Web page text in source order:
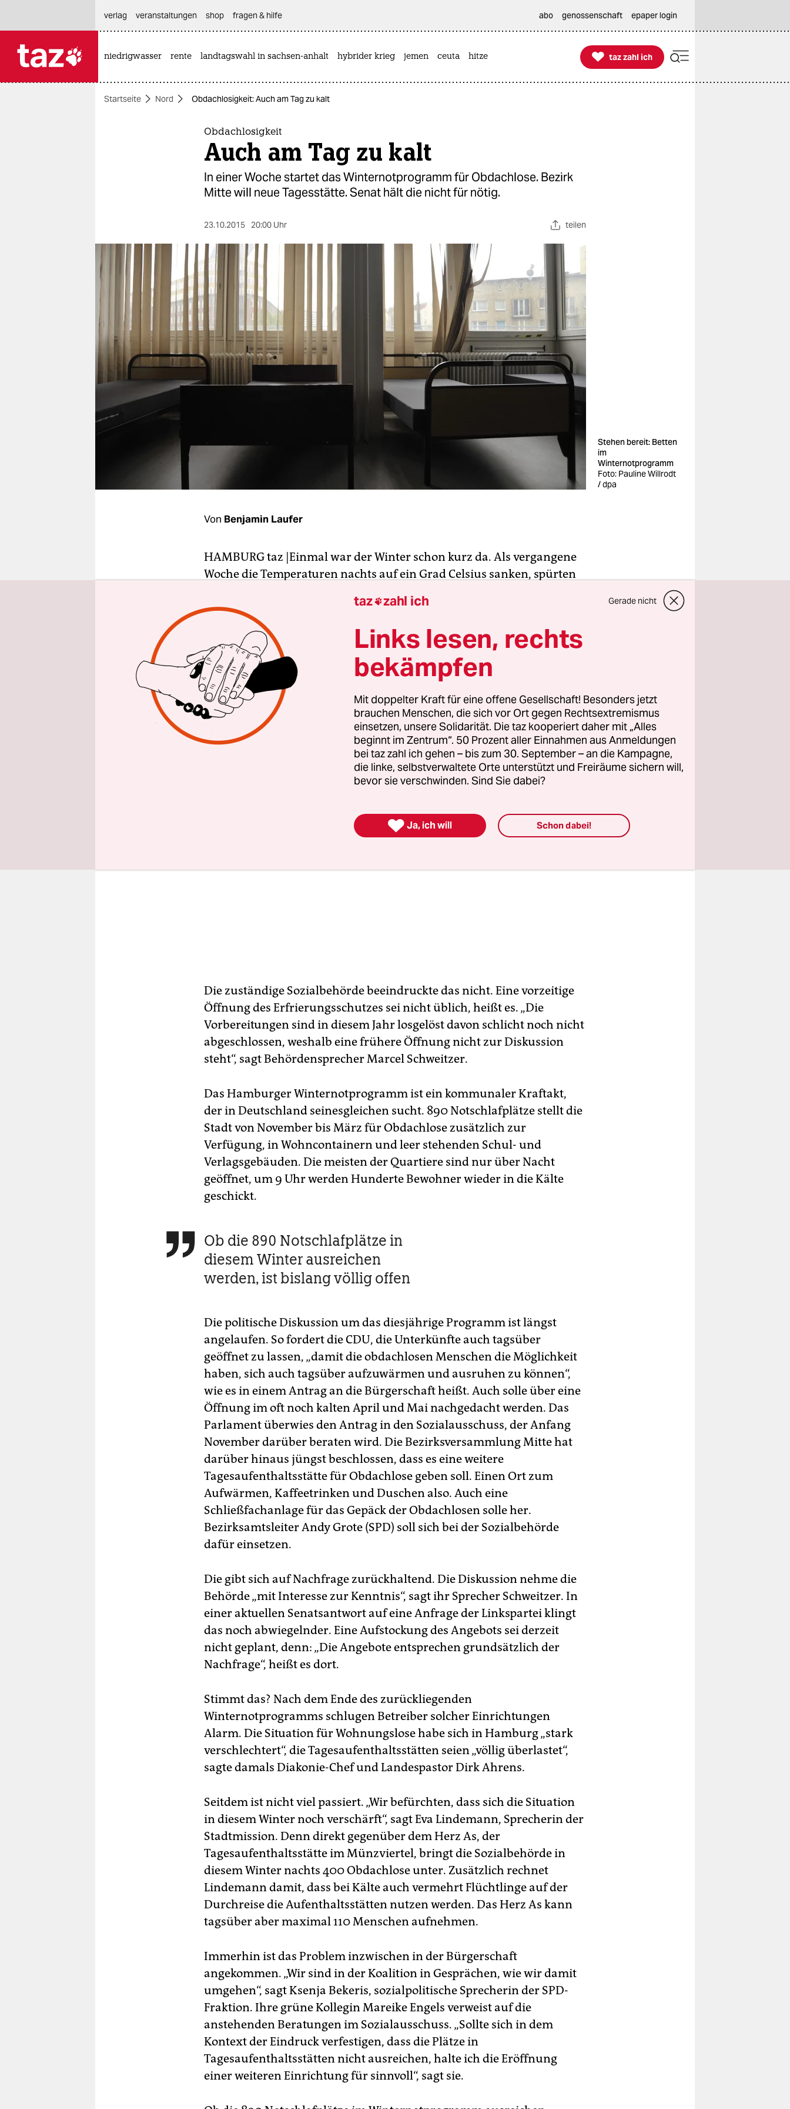
themen
berlin
nord
wahrheit
verlag
verlag
veranstaltungen
shop
unterstützen
verlag
veranstaltungen shop fragen & hilfe abo genossenschaft epaper login
niedrigwasser rente landtagswahl in sachsen-anhalt hybrider krieg jemen ceuta hitze 
taz zahl ich
taz zahl ich
Startseite Nord Obdachlosigkeit: Auch am Tag zu kalt
Obdachlosigkeit
Auch am Tag zu kalt
In einer Woche startet das Winternotprogramm für Obdachlose. Bezirk
Mitte will neue Tagesstätte. Senat hält die nicht für nötig.
23.10.2015 20:00 Uhr teilen
Stehen bereit: Betten
im
Winternotprogramm
Foto: Pauline Willrodt
/ dpa
Von Benjamin Laufer
HAMBURG taz |Einmal war der Winter schon kurz da. Als vergangene
Woche die Temperaturen nachts auf ein Grad Celsius sanken, spürten
Brücken gibt es keine Heizungen. Die Linksfraktion in der
Bürgerschaft forderte daher, das Winternotprogramm für Obdachlose
sofort zu öffnen – und nicht erst wie geplant zum 1. November.
„Die Notlage der Obdachlosen verschärft sich unabhängig vom
Kalender und der eingeplanten Öffnung des Winternotprogramms“,
sagte die Bürgerschaftsfraktionsvorsitzende Cansu Özdemir. Auch das
Straßenmagazin
Hinz&Kunztund die Diakonie schlossen sich der
Forderung an.
Die zuständige Sozialbehörde beeindruckte das nicht. Eine vorzeitige
Öffnung des Erfrierungsschutzes sei nicht üblich, heißt es. „Die
Vorbereitungen sind in diesem Jahr losgelöst davon schlicht noch nicht
abgeschlossen, weshalb eine frühere Öffnung nicht zur Diskussion
steht“, sagt Behördensprecher Marcel Schweitzer.
Das Hamburger Winternotprogramm ist ein kommunaler Kraftakt,
der in Deutschland seinesgleichen sucht. 890 Notschlafplätze stellt die
Stadt von November bis März für Obdachlose zusätzlich zur
Verfügung, in Wohncontainern und leer stehenden Schul- und
Verlagsgebäuden. Die meisten der Quartiere sind nur über Nacht
geöffnet, um 9 Uhr werden Hunderte Bewohner wieder in die Kälte
geschickt.
 Ob die 890 Notschlafplätze in
diesem Winter ausreichen
werden, ist bislang völlig offen
Die politische Diskussion um das diesjährige Programm ist längst
angelaufen. So fordert die CDU, die Unterkünfte auch tagsüber
geöffnet zu lassen, „damit die obdachlosen Menschen die Möglichkeit
haben, sich auch tagsüber aufzuwärmen und ausruhen zu können“,
wie es in einem Antrag an die Bürgerschaft heißt. Auch solle über eine
Öffnung im oft noch kalten April und Mai nachgedacht werden. Das
Parlament überwies den Antrag in den Sozialausschuss, der Anfang
November darüber beraten wird. Die Bezirksversammlung Mitte hat
darüber hinaus jüngst beschlossen, dass es eine weitere
Tagesaufenthaltsstätte für Obdachlose geben soll. Einen Ort zum
Aufwärmen, Kaffeetrinken und Duschen also. Auch eine
Schließfachanlage für das Gepäck der Obdachlosen solle her.
Bezirksamtsleiter Andy Grote (SPD) soll sich bei der Sozialbehörde
dafür einsetzen.
Die gibt sich auf Nachfrage zurückhaltend. Die Diskussion nehme die
Behörde „mit Interesse zur Kenntnis“, sagt ihr Sprecher Schweitzer. In
einer aktuellen Senatsantwort auf eine Anfrage der Linkspartei klingt
das noch abwiegelnder. Eine Aufstockung des Angebots sei derzeit
nicht geplant, denn: „Die Angebote entsprechen grundsätzlich der
Nachfrage“, heißt es dort.
Stimmt das? Nach dem Ende des zurückliegenden
Winternotprogramms schlugen Betreiber solcher Einrichtungen
Alarm. Die Situation für Wohnungslose habe sich in Hamburg „stark
verschlechtert“, die Tagesaufenthaltsstätten seien „völlig überlastet“,
sagte damals Diakonie-Chef und Landespastor Dirk Ahrens.
Seitdem ist nicht viel passiert. „Wir befürchten, dass sich die Situation
in diesem Winter noch verschärft“, sagt Eva Lindemann, Sprecherin der
Stadtmission. Denn direkt gegenüber dem Herz As, der
Tagesaufenthaltsstätte im Münzviertel, bringt die Sozialbehörde in
diesem Winter nachts 400 Obdachlose unter. Zusätzlich rechnet
Lindemann damit, dass bei Kälte auch vermehrt Flüchtlinge auf der
Durchreise die Aufenthaltsstätten nutzen werden. Das Herz As kann
tagsüber aber maximal 110 Menschen aufnehmen.
Immerhin ist das Problem inzwischen in der Bürgerschaft
angekommen. „Wir sind in der Koalition in Gesprächen, wie wir damit
umgehen“, sagt Ksenja Bekeris, sozialpolitische Sprecherin der SPD-
Fraktion. Ihre grüne Kollegin Mareike Engels verweist auf die
anstehenden Beratungen im Sozialausschuss. „Sollte sich in dem
Kontext der Eindruck verfestigen, dass die Plätze in
Tagesaufenthaltsstätten nicht ausreichen, halte ich die Eröffnung
einer weiteren Einrichtung für sinnvoll“, sagt sie.
taz zahl ich Gerade nicht
Links lesen, rechts
bekämpfen
Mit doppelter Kraft für eine offene Gesellschaft! Besonders jetzt
brauchen Menschen, die sich vor Ort gegen Rechtsextremismus
einsetzen, unsere Solidarität. Die taz kooperiert daher mit „Alles
beginnt im Zentrum“. 50 Prozent aller Einnahmen aus Anmeldungen
bei taz zahl ich gehen – bis zum 30. September – an die Kampagne,
die linke, selbstverwaltete Orte unterstützt und Freiräume sichern will,
bevor sie verschwinden. Sind Sie dabei?
 Ja, ich will Schon dabei!